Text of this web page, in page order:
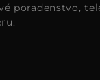
poradenstvo,